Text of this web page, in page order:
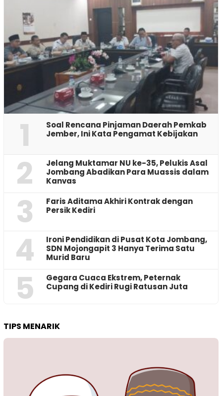
1
‎Soal Rencana Pinjaman Daerah Pemkab
Jember, Ini Kata Pengamat Kebijakan ‎
2
Jelang Muktamar NU ke-35, Pelukis Asal
Jombang Abadikan Para Muassis dalam
Kanvas
3
Faris Aditama Akhiri Kontrak dengan
Persik Kediri
4
Ironi Pendidikan di Pusat Kota Jombang,
SDN Mojongapit 3 Hanya Terima Satu
Murid Baru
5
‎Gegara Cuaca Ekstrem, Peternak
Cupang di Kediri Rugi Ratusan Juta
TIPS MENARIK